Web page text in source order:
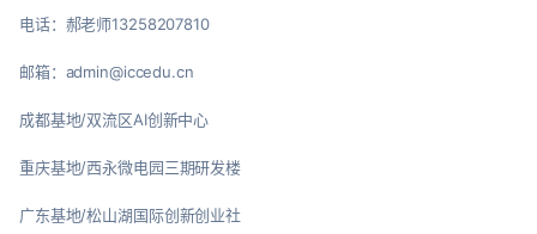
电话：郝老师13258207810
邮箱：admin@iccedu.cn
成都基地/双流区AI创新中心
重庆基地/西永微电园三期研发楼
广东基地/松山湖国际创新创业社